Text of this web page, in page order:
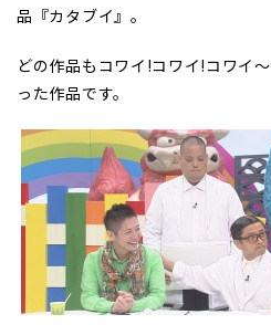
品『カタブイ』。
どの作品もコワイ!コワイ!コワイ〜
った作品です。